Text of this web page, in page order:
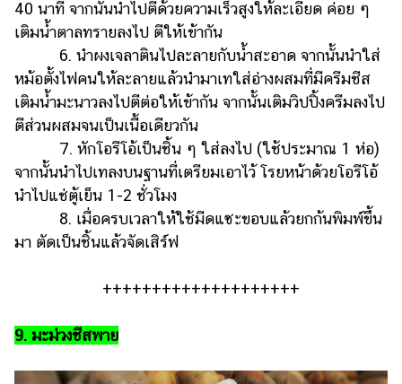
40 นาที จากนั้นนำไปตีด้วยความเร็วสูงให้ละเอียด ค่อย ๆ
เติมน้ำตาลทรายลงไป ตีให้เข้ากัน
6. นำผงเจลาตินไปละลายกับน้ำสะอาด จากนั้นนำใส่
หม้อตั้งไฟคนให้ละลายแล้วนำมาเทใส่อ่างผสมที่มีครีมชีส
เติมน้ำมะนาวลงไปตีต่อให้เข้ากัน จากนั้นเติมวิปปิ้งครีมลงไป
ตีส่วนผสมจนเป็นเนื้อเดียวกัน
7. หักโอรีโอ้เป็นชิ้น ๆ ใส่ลงไป (ใช้ประมาณ 1 ห่อ)
จากนั้นนำไปเทลงบนฐานที่เตรียมเอาไว้ โรยหน้าด้วยโอรีโอ้
นำไปแช่ตู้เย็น 1-2 ชั่วโมง
8. เมื่อครบเวลาให้ใช้มีดแซะขอบแล้วยกก้นพิมพ์ขึ้น
มา ตัดเป็นชิ้นแล้วจัดเสิร์ฟ
++++++++++++++++++++
9. มะม่วงชีสพาย